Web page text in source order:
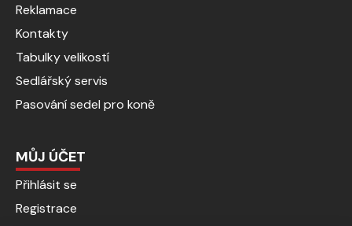
Reklamace
Kontakty
Tabulky velikostí
Sedlářský servis
Pasování sedel pro koně
MŮJ ÚČET
Přihlásit se
Registrace